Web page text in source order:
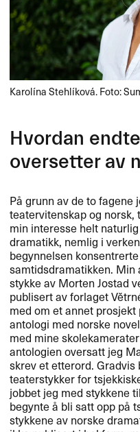
Karolína Stehlíková. Foto:
Hvordan
oversetter av
P​å grunn av de to fagene
teatervitenskap og
min interesse helt
dramatikk, nemlig i
begynnelsen
samtidsdramatikken.
stykke av Morten Jostad
publisert av forlaget
med om et annet
antologi med norske
med mine
antologien oversatt jeg
skrev et etterord.
teaterstykker for
jobbet jeg med stykkene
begynte ​å bli satt opp p​å
stykkene av norske